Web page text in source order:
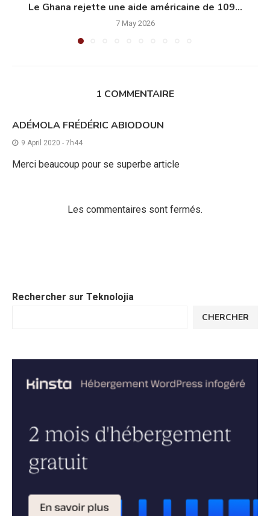
Le Ghana rejette une aide américaine de 109...
7 May 2026
1 COMMENTAIRE
ADÉMOLA FRÉDÉRIC ABIODOUN
9 April 2020 - 7h44
Merci beaucoup pour se superbe article
Les commentaires sont fermés.
Rechercher sur Teknolojia
CHERCHER